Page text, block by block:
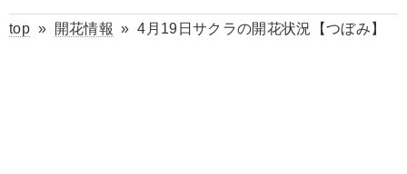
top» 開花情報 »4月19日サクラの開花状況【つぼみ】